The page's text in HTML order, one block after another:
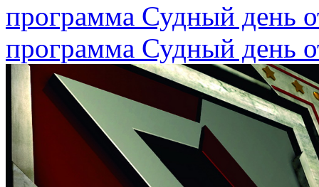
программа Судный день
программа Судный день